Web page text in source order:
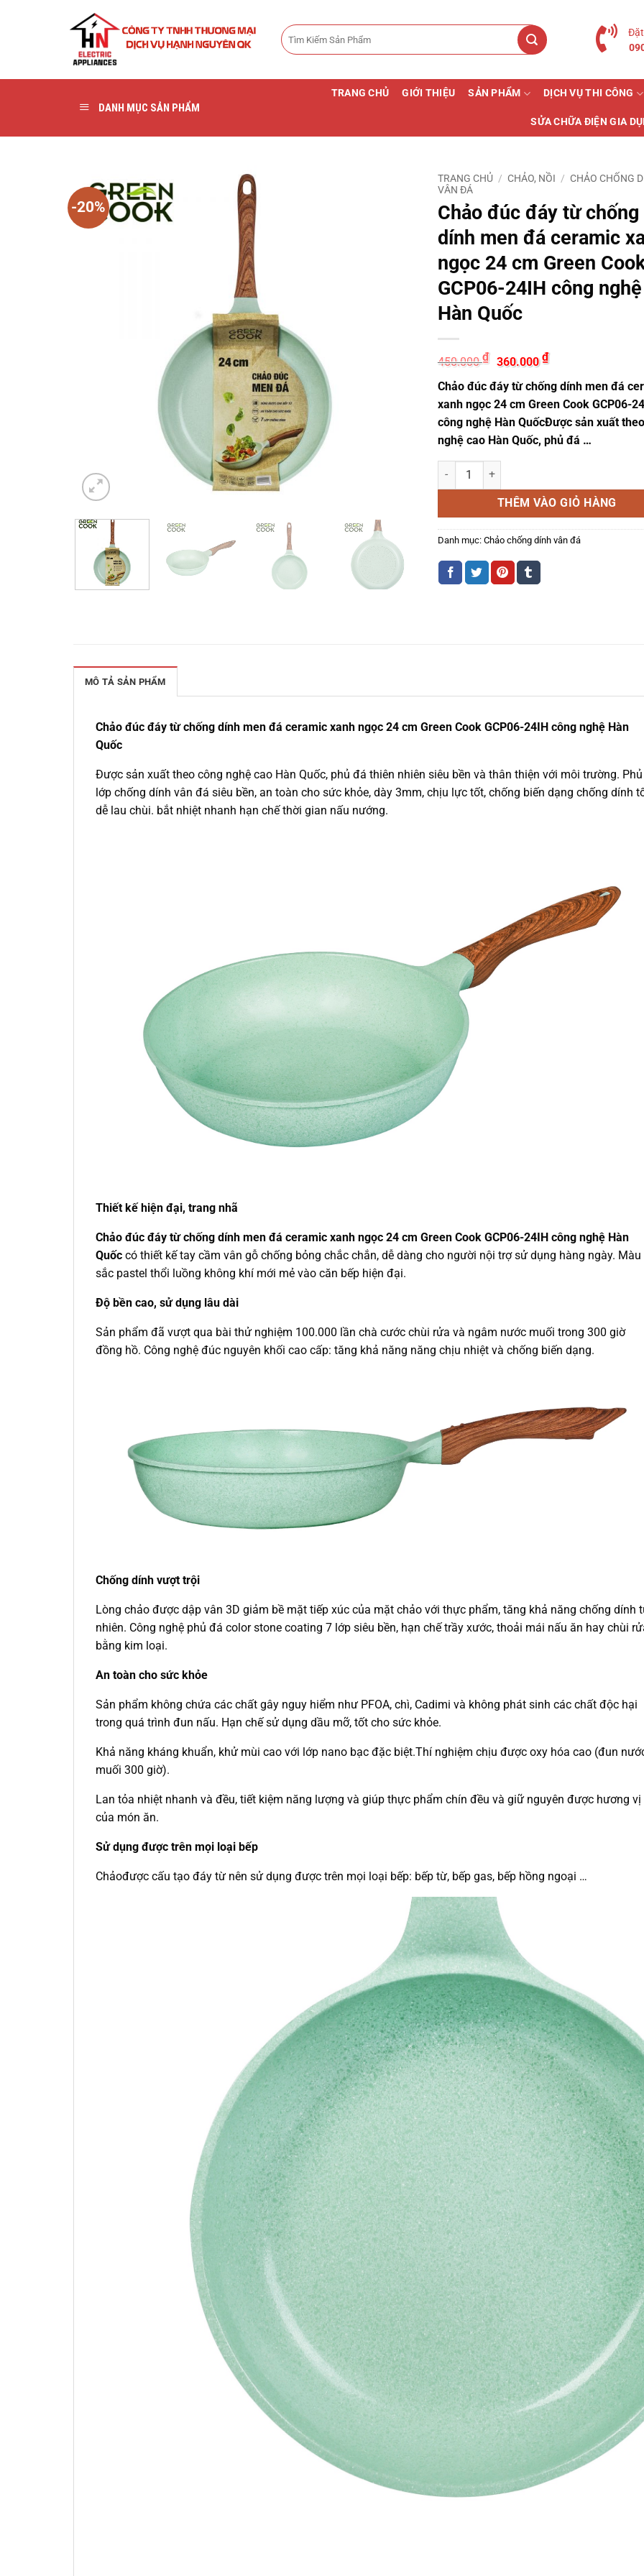
Tìm
kiếm:
DANH MỤC SẢN PHẨM
TRANG CHỦ GIỚI THIỆU SẢN PHẨM DỊCH VỤ THI CÔNG
SỬA CHỮA ĐIỆN GIA
-20%
TRANG CHỦ / CHẢO, NỒI / CHẢO CHỐNG
VÂN ĐÁ
Chảo đúc đáy từ chống
dính men đá ceramic
ngọc 24 cm Green
GCP06-24IH công nghệ
Hàn Quốc
450.000₫ Giá
gốc
là:
450.000 ₫.
360.000₫Giá
hiện
là:
360.000 ₫.
Chảo đúc đáy từ chống dính men đá
xanh ngọc 24 cm Green Cook GCP06-
công nghệ Hàn QuốcĐược sản xuất
nghệ cao Hàn Quốc, phủ đá …
Chảo đúc đáy từ chống dính men đá
THÊM VÀO GIỎ HÀNG
Danh mục: Chảo chống dính vân đá
MÔ TẢ SẢN PHẨM
Chảo đúc đáy từ chống dính men đá ceramic xanh ngọc 24 cm Green Cook GCP06-24IH công nghệ Hàn
Quốc
Được sản xuất theo công nghệ cao Hàn Quốc, phủ đá thiên nhiên siêu bền và thân thiện với môi trường.
lớp chống dính vân đá siêu bền, an toàn cho sức khỏe, dày 3mm, chịu lực tốt, chống biến dạng chống dính
dễ lau chùi. bắt nhiệt nhanh hạn chế thời gian nấu nướng.
Thiết kế hiện đại, trang nhã
Chảo đúc đáy từ chống dính men đá ceramic xanh ngọc 24 cm Green Cook GCP06-24IH công nghệ Hàn
Quốc có thiết kế tay cầm vân gỗ chống bỏng chắc chắn, dễ dàng cho người nội trợ sử dụng hàng ngày. Màu
sắc pastel thổi luồng không khí mới mẻ vào căn bếp hiện đại.
Độ bền cao, sử dụng lâu dài
Sản phẩm đã vượt qua bài thử nghiệm 100.000 lần chà cước chùi rửa và ngâm nước muối trong 300 giờ
đồng hồ. Công nghệ đúc nguyên khối cao cấp: tăng khả năng năng chịu nhiệt và chống biến dạng.
Chống dính vượt trội
Lòng chảo được dập vân 3D giảm bề mặt tiếp xúc của mặt chảo với thực phẩm, tăng khả năng chống dính
nhiên. Công nghệ phủ đá color stone coating 7 lớp siêu bền, hạn chế trầy xước, thoải mái nấu ăn hay chùi
bằng kim loại.
An toàn cho sức khỏe
Sản phẩm không chứa các chất gây nguy hiểm như PFOA, chì, Cadimi và không phát sinh các chất độc hại
trong quá trình đun nấu. Hạn chế sử dụng dầu mỡ, tốt cho sức khỏe.
Khả năng kháng khuẩn, khử mùi cao với lớp nano bạc đặc biệt.Thí nghiệm chịu được oxy hóa cao (đun
muối 300 giờ).
Lan tỏa nhiệt nhanh và đều, tiết kiệm năng lượng và giúp thực phẩm chín đều và giữ nguyên được hương vị
của món ăn.
Sử dụng được trên mọi loại bếp
Chảođược cấu tạo đáy từ nên sử dụng được trên mọi loại bếp: bếp từ, bếp gas, bếp hồng ngoại …